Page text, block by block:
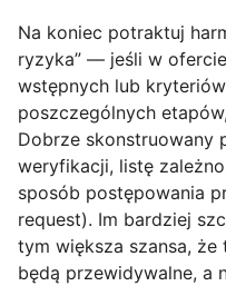
Na koniec potraktuj
ryzyka” — jeśli w
wstępnych lub
poszczególnych
Dobrze skonstruowany
weryfikacji, listę
sposób postępowania
request). Im bardziej
tym większa szansa, że
będą przewidywalne, a